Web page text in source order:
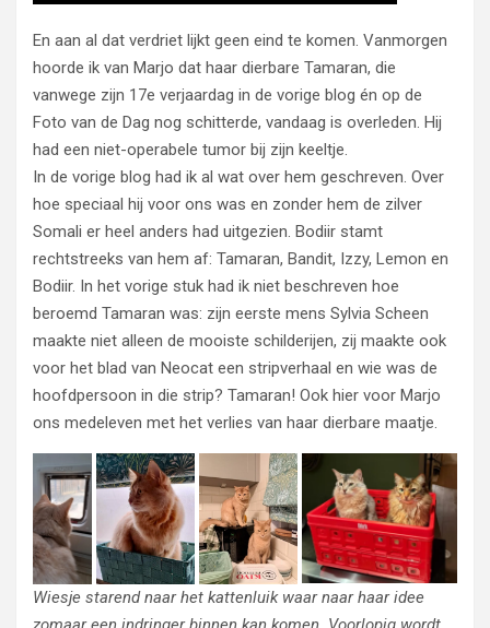
En aan al dat verdriet lijkt geen eind te komen. Vanmorgen
hoorde ik van Marjo dat haar dierbare Tamaran, die
vanwege zijn 17e verjaardag in de vorige blog én op de
Foto van de Dag nog schitterde, vandaag is overleden. Hij
had een niet-operabele tumor bij zijn keeltje.
In de vorige blog had ik al wat over hem geschreven. Over
hoe speciaal hij voor ons was en zonder hem de zilver
Somali er heel anders had uitgezien. Bodiir stamt
rechtstreeks van hem af: Tamaran, Bandit, Izzy, Lemon en
Bodiir. In het vorige stuk had ik niet beschreven hoe
beroemd Tamaran was: zijn eerste mens Sylvia Scheen
maakte niet alleen de mooiste schilderijen, zij maakte ook
voor het blad van Neocat een stripverhaal en wie was de
hoofdpersoon in die strip? Tamaran! Ook hier voor Marjo
ons medeleven met het verlies van haar dierbare maatje.
Wiesje starend naar het kattenluik waar naar haar idee